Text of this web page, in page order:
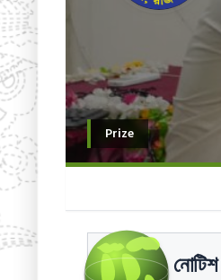
Prize
উচ্চ মাধ্যমিক
পরীক্ষা